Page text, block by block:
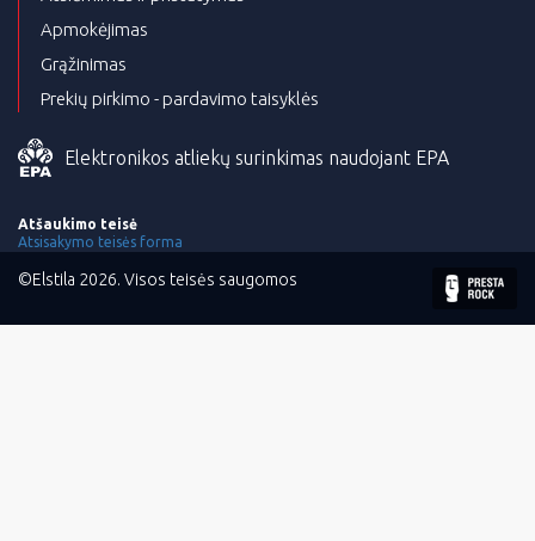
Apmokėjimas
Grąžinimas
Prekių pirkimo - pardavimo taisyklės
Elektronikos atliekų surinkimas naudojant EPA
Atšaukimo teisė
Atsisakymo teisės forma
©Elstila 2026. Visos teisės saugomos